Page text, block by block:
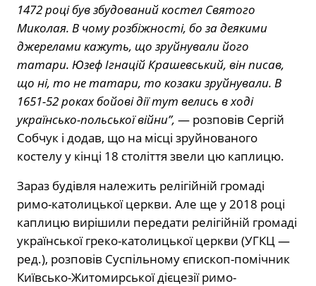
1472 році був збудований костел Святого
Миколая. В чому розбіжності, бо за деякими
джерелами кажуть, що зруйнували його
татари. Юзеф Ігнацій Крашевський, він писав,
що ні, то не татари, то козаки зруйнували. В
1651-52 роках бойові дії тут велись в ході
українсько-польської війни”, — розповів Сергій
Собчук і додав, що на місці зруйнованого
костелу у кінці 18 століття звели цю каплицю.
Зараз будівля належить релігійній громаді
римо-католицької церкви. Але ще у 2018 році
каплицю вирішили передати релігійній громаді
української греко-католицької церкви (УГКЦ —
ред.), розповів Суспільному єпископ-помічник
Київсько-Житомирської дієцезії римо-